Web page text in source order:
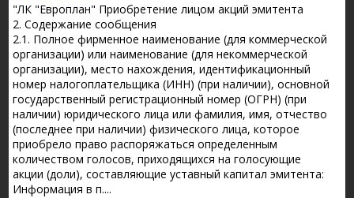
"ЛК "Европлан" Приобретение лицом акций эмитента
2. Содержание сообщения
2.1. Полное фирменное наименование (для коммерческой
организации) или наименование (для некоммерческой
организации), место нахождения, идентификационный
номер налогоплательщика (ИНН) (при наличии), основной
государственный регистрационный номер (ОГРН) (при
наличии) юридического лица или фамилия, имя, отчество
(последнее при наличии) физического лица, которое
приобрело право распоряжаться определенным
количеством голосов, приходящихся на голосующие
акции (доли), составляющие уставный капитал эмитента:
Информация в п....